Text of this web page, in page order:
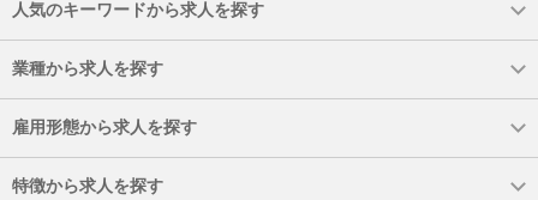
人気のキーワードから求人を探す
業種から求人を探す
雇用形態から求人を探す
特徴から求人を探す